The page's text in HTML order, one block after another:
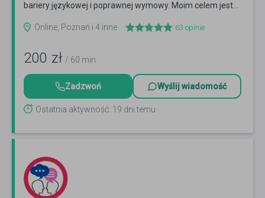
bariery językowej i poprawnej wymowy. Moim celem jest...
Online, Poznań i 4 inne
63 opinie
200 zł / 60 min
Zadzwoń Wyślij wiadomość
Ostatnia aktywność: 19 dni temu